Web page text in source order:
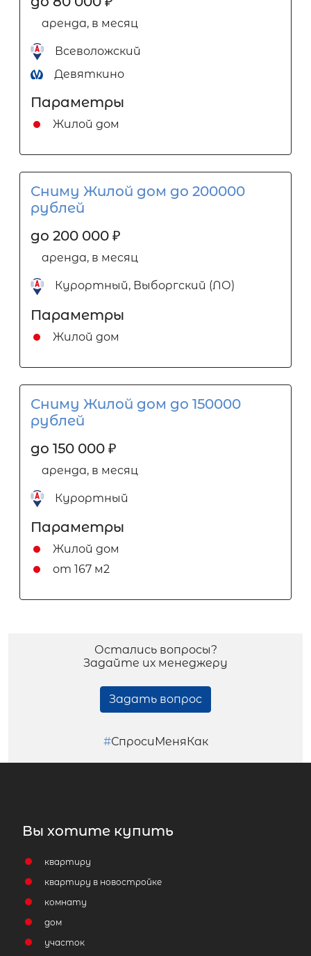
аренда, в месяц
Всеволожский
Девяткино
Параметры
Жилой дом
Сниму Жилой дом до 200000
рублей
до 200 000 ₽
аренда, в месяц
Курортный, Выборгский (ЛО)
Параметры
Жилой дом
Сниму Жилой дом до 150000
рублей
до 150 000 ₽
аренда, в месяц
Курортный
Параметры
Жилой дом
от 167 м2
Остались вопросы?
Задайте их менеджеру
Задать вопрос
#СпросиМеняКак
Вы хотите купить
квартиру
квартиру в новостройке
комнату
дом
участок